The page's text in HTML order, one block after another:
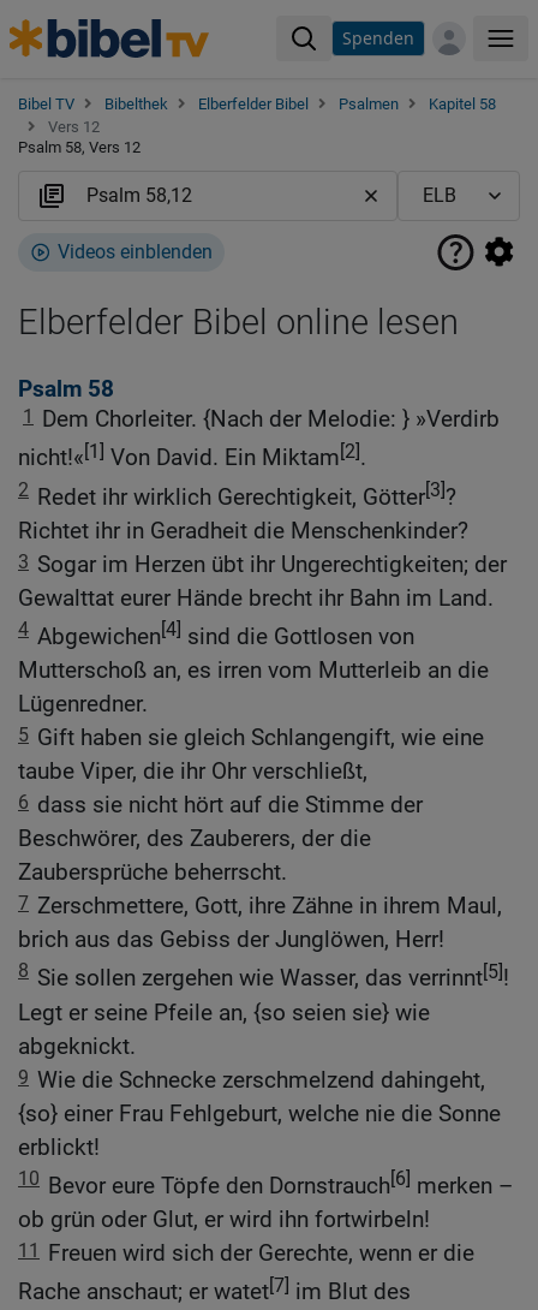
Spenden
Bibel TV Bibelthek Elberfelder Bibel Psalmen
Kapitel 58
Vers 12
Psalm 58, Vers 12
Videos einblenden
Elberfelder Bibel online lesen
Psalm 58
1
Dem Chorleiter. {Nach der Melodie: } »Verdirb
nicht!«[1] Von David. Ein Miktam[2].
2 Redet ihr wirklich Gerechtigkeit, Götter[3]?
Richtet ihr in Geradheit die Menschenkinder?
3 Sogar im Herzen übt ihr Ungerechtigkeiten; der
Gewalttat eurer Hände brecht ihr Bahn im Land.
4 Abgewichen[4] sind die Gottlosen von
Mutterschoß an, es irren vom Mutterleib an die
Lügenredner.
5 Gift haben sie gleich Schlangengift, wie eine
taube Viper, die ihr Ohr verschließt,
6 dass sie nicht hört auf die Stimme der
Beschwörer, des Zauberers, der die
Zaubersprüche beherrscht.
7 Zerschmettere, Gott, ihre Zähne in ihrem Maul,
brich aus das Gebiss der Junglöwen, Herr!
8 Sie sollen zergehen wie Wasser, das verrinnt[5]!
Legt er seine Pfeile an, {so seien sie} wie
abgeknickt.
9 Wie die Schnecke zerschmelzend dahingeht,
{so} einer Frau Fehlgeburt, welche nie die Sonne
erblickt!
10 Bevor eure Töpfe den Dornstrauch[6] merken –
ob grün oder Glut, er wird ihn fortwirbeln!
11 Freuen wird sich der Gerechte, wenn er die
Rache anschaut; er watet[7] im Blut des